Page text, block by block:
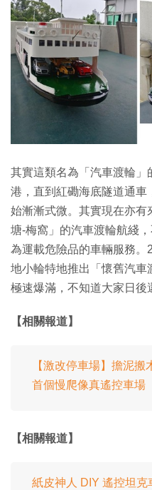
其實這類名為「汽車渡輪」
港，直到紅磡海底隧道通車
始漸漸式微。其實現在亦有
塘-梅窩」的汽車渡輪航綫
為運載危險品的車輛服務。
地小輪特地推出「懷舊汽
極速爆滿，不知道大家日後
【相關報道】
【激改停車場】擔泥
首個慢爬像真遙控車場
【相關報道】
紙皮神人 DIY 遙控坦克